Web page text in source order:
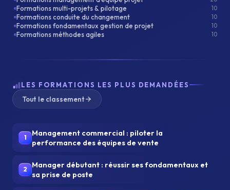
Formations multi-projets & pilotage 10
Formations conduite du changement 10
Formations fondamentaux gestion de projet 10
Formations méthodes agiles 10
LES FORMATIONS LES PLUS DEMANDÉES
Tout le classement
1
Management commercial : piloter la
performance des équipes de vente
2
Manager débutant : réussir ses fondamentaux et
sa prise de poste